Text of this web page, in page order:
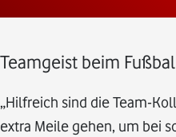
Teamgeist beim
„Hilfreich sind die Team-
extra Meile gehen, um bei